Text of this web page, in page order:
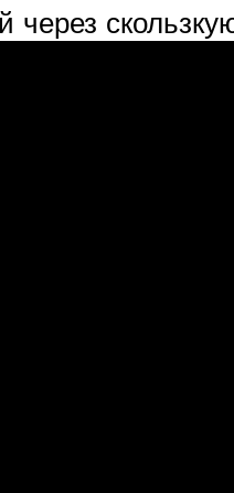
через